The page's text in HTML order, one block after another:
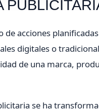
de acciones
digitales o
de una marca,
se ha